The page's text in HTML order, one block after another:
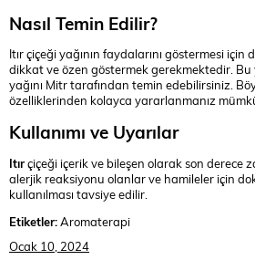
Nasıl Temin Edilir?
Itır çiçeği yağının faydalarını göstermesi için
dikkat ve özen göstermek gerekmektedir. Bu
yağını Mitr tarafından temin edebilirsiniz.
özelliklerinden kolayca yararlanmanız
Kullanımı ve Uyarılar
Itırçiçeği içerik ve bileşen olarak son derece
alerjik reaksiyonu olanlar ve hamileler için
kullanılması tavsiye edilir.
Etiketler:Aromaterapi
Ocak 10, 2024